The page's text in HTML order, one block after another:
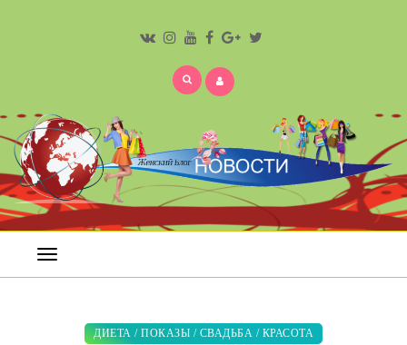
Открыть
меню
ДИЕТА / ПОКАЗЫ / СВАДЬБА / КРАСОТА